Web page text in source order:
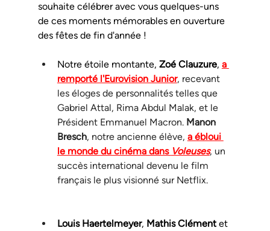
souhaite célébrer avec vous quelques-uns
de ces moments mémorables en ouverture
des fêtes de fin d'année !
Notre étoile montante, Zoé Clauzure, a
remporté l'Eurovision Junior, recevant
les éloges de personnalités telles que
Gabriel Attal, Rima Abdul Malak, et le
Président Emmanuel Macron. Manon
Bresch, notre ancienne élève, a ébloui
le monde du cinéma dans Voleuses, un
succès international devenu le film
français le plus visionné sur Netflix.
Louis Haertelmeyer, Mathis Clément et